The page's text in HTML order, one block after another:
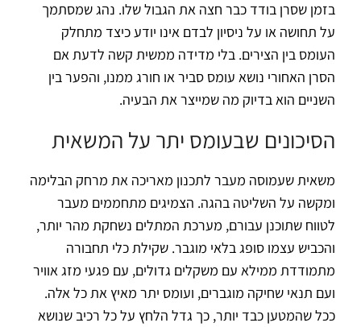
בזמן שסרן בודד כבר חצה את הגבול שלו. נהג שמסתמך
על תחושה או על ניסיון לבדם אינו יודע כיצד מתחלק
העומס בין הצירים. בלי מדידה ממשית קשה לדעת אם
הסרן האחורי נושא עומס סביר או חורג ממנו, והפער בין
השניים הוא בדיוק מה שמייצר את הבעיה.
הסיכונים שבעומס יתר על המשאית
משאית שעמוסה מעבר לתכנון מאריכה את מרחק הבלימה
ומקשה על השליטה בהגה. הצמיגים מתחממים מעבר
לטווח שתוכנן עבורם, מערכת המתלים נשחקת מהר יותר,
והכביש עצמו סופג בלאי מוגבר. שקילת כלי תחבורה
מתמודדת ממילא עם משקלים גדולים, עם פגעי מזג אוויר
ועם תנאי שחיקה מוגברים, ועומס יתר מאיץ את כל אלה.
ככל שהמטען כבד יותר, כך גדל הלחץ על כל רכיב שנושא